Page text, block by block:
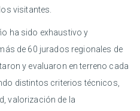
visitantes.
ha sido exhaustivo y
de 60 jurados regionales de
y evaluaron en terreno cada
distintos criterios técnicos,
valorización de la